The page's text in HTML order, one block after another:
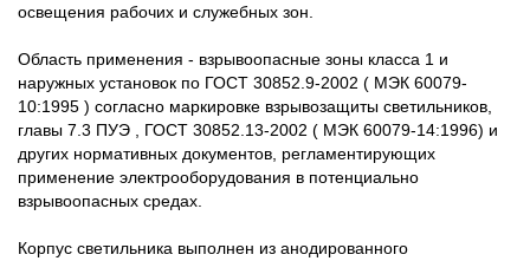
освещения рабочих и служебных зон.
Область применения - взрывоопасные зоны класса 1 и
наружных установок по ГОСТ 30852.9-2002 ( МЭК 60079-
10:1995 ) согласно маркировке взрывозащиты светильников,
главы 7.3 ПУЭ , ГОСТ 30852.13-2002 ( МЭК 60079-14:1996) и
других нормативных документов, регламентирующих
применение электрооборудования в потенциально
взрывоопасных средах.
Корпус светильника выполнен из анодированного